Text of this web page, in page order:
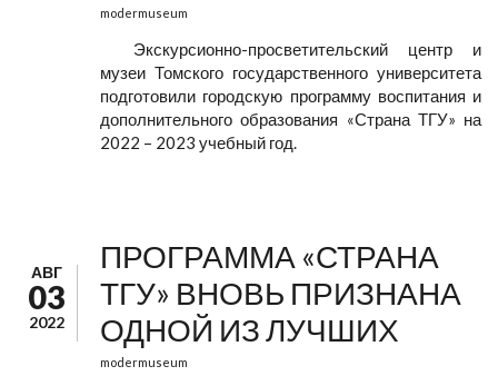
modermuseum
Экскурсионно-просветительский центр и
музеи Томского государственного университета
подготовили городскую программу воспитания и
дополнительного образования «Страна ТГУ» на
2022 – 2023 учебный год.
АВГ
03
2022
ПРОГРАММА «СТРАНА
ТГУ» ВНОВЬ ПРИЗНАНА
ОДНОЙ ИЗ ЛУЧШИХ
modermuseum